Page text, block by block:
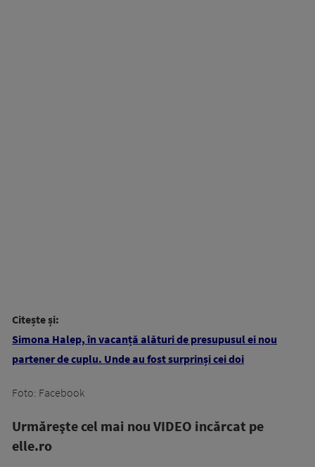
Citește și:
Simona Halep, în vacanță alături de presupusul ei nou
partener de cuplu. Unde au fost surprinși cei doi
Foto: Facebook
Urmăreşte cel mai nou VIDEO incărcat pe
elle.ro